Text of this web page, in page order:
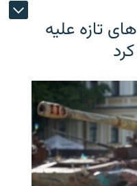
تازه علیه